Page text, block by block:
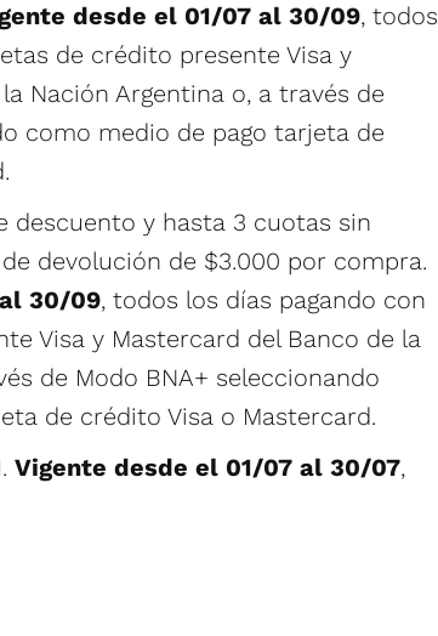
desde el 01/07 al 30/09, todos
de crédito presente Visa y
Nación Argentina o, a través de
como medio de pago tarjeta de
descuento y hasta 3 cuotas sin
devolución de $3.000 por compra.
30/09, todos los días pagando con
Visa y Mastercard del Banco de la
de Modo BNA+ seleccionando
de crédito Visa o Mastercard.
Vigente desde el 01/07 al 30/07,